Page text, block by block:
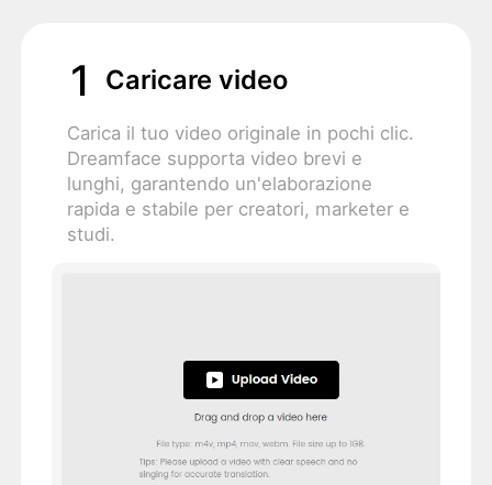
1 Caricare video
Carica il tuo video originale in pochi clic.
Dreamface supporta video brevi e
lunghi, garantendo un'elaborazione
rapida e stabile per creatori, marketer e
studi.